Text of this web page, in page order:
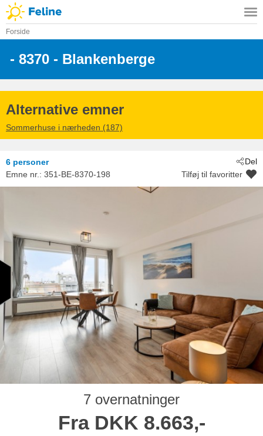
Forside
- 8370 - Blankenberge
Alternative emner
Sommerhuse i nærheden (187)
Del
6 personer
Emne nr.: 351-BE-8370-198 Tilføj til favoritter
7 overnatninger
Fra DKK 8.663,-